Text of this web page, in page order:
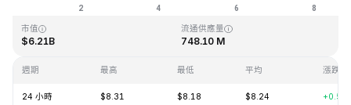
市值
$6.21B
流通供應量
748.10 M
週期 最高 最低 平均 漲跌
24 小時 $8.31 $8.18 $8.24